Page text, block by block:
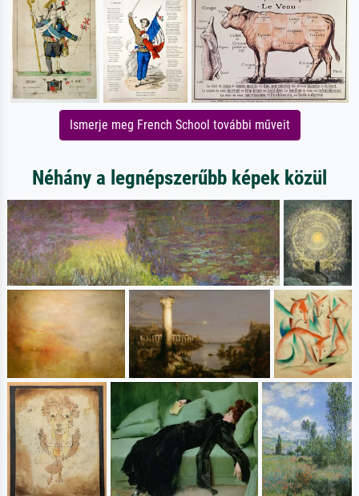
Ismerje meg French School további műveit
Néhány a legnépszerűbb képek közül